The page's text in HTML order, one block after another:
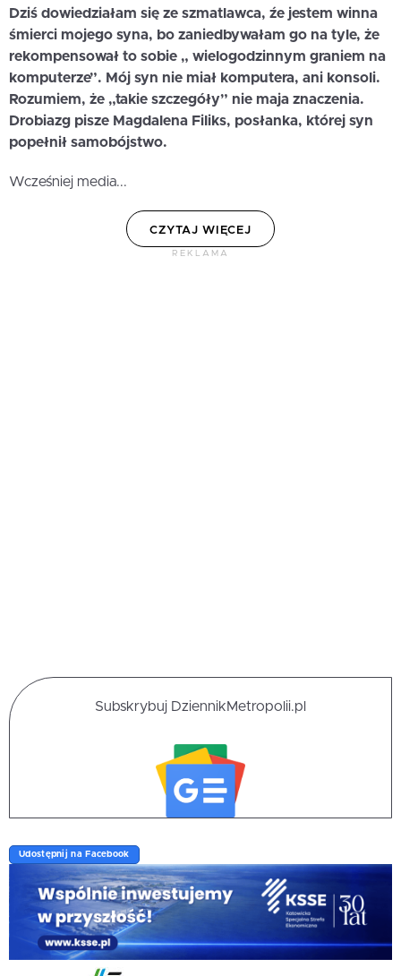
Dziś dowiedziałam się ze szmatlawca, źe jestem winna
śmierci mojego syna, bo zaniedbywałam go na tyle, że
rekompensował to sobie „ wielogodzinnym graniem na
komputerze”. Mój syn nie miał komputera, ani konsoli.
Rozumiem, że „takie szczegóły” nie maja znaczenia.
Drobiazg pisze Magdalena Filiks, posłanka, której syn
popełnił samobójstwo.
Wcześniej media...
CZYTAJ WIĘCEJ
REKLAMA
Subskrybuj DziennikMetropolii.pl
Udostępnij na Facebook